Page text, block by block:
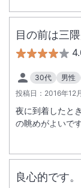
が．．．．ちょ
門店があり美味
目の前は三隈
30代 男性
投稿日： 2016年12
夜に到着したと
の眺めがよいです
良心的です。